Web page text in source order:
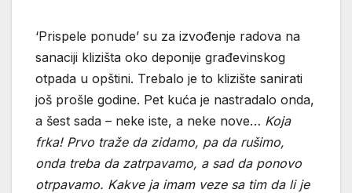
‘Prispele ponude’ su za izvođenje radova na
sanaciji klizišta oko deponije građevinskog
otpada u opštini. Trebalo je to klizište sanirati
još prošle godine. Pet kuća je nastradalo onda,
a šest sada – neke iste, a neke nove… Koja
frka! Prvo traže da zidamo, pa da rušimo,
onda treba da zatrpavamo, a sad da ponovo
otrpavamo. Kakve ja imam veze sa tim da li je